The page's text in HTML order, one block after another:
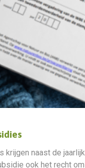
krijgen naast de
ook het recht